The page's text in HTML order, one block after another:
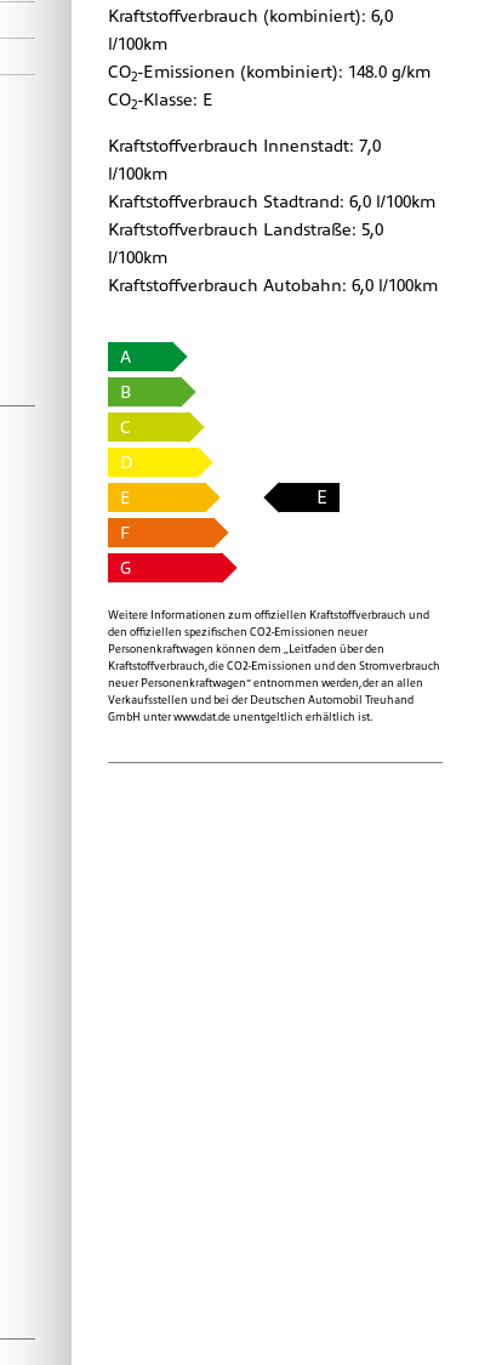
Kraftstoffverbrauch (kombiniert): 6,0
l/100km
CO2-Emissionen (kombiniert): 148.0 g/km
CO2-Klasse: E
Kraftstoffverbrauch Innenstadt: 7,0
l/100km
Kraftstoffverbrauch Stadtrand: 6,0 l/100km
Kraftstoffverbrauch Landstraße: 5,0
l/100km
Kraftstoffverbrauch Autobahn: 6,0 l/100km
A
B
C
D
E
E
F
G
Weitere Informationen zum offiziellen Kraftstoffverbrauch und
den offiziellen spezifischen CO2-Emissionen neuer
Personenkraftwagen können dem „Leitfaden über den
Kraftstoffverbrauch, die CO2-Emissionen und den Stromverbrauch
neuer Personenkraftwagen“ entnommen werden, der an allen
Verkaufsstellen und bei der Deutschen Automobil Treuhand
GmbH unterwww.dat.de unentgeltlich erhältlich ist.